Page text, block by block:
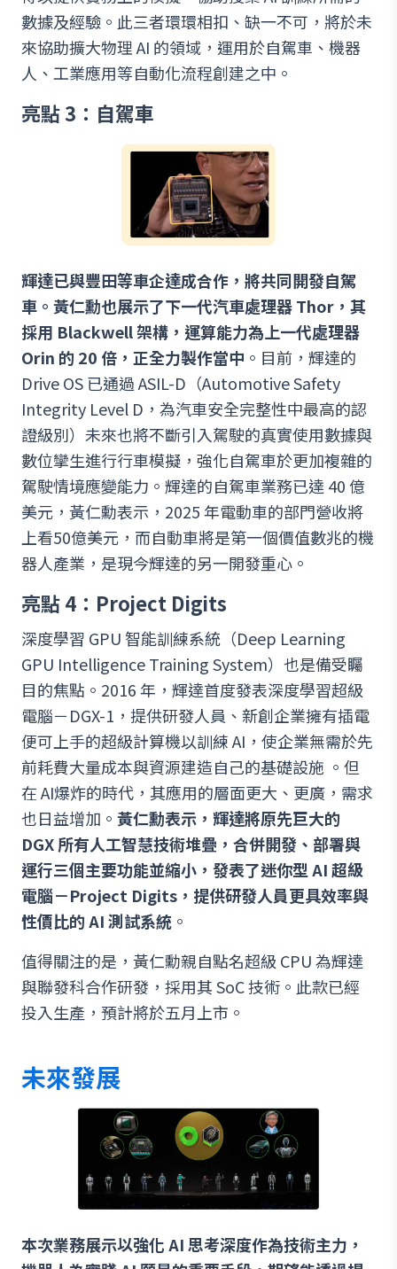
數據及經驗。此三者環環相扣、缺一不可，將於未
來協助擴大物理 AI 的領域，運用於自駕車、機器
人、工業應用等自動化流程創建之中。
亮點 3：自駕車
輝達已與豐田等車企達成合作，將共同開發自駕
車。黃仁勳也展示了下一代汽車處理器 Thor，其
採用 Blackwell 架構，運算能力為上一代處理器
Orin 的 20 倍，正全力製作當中 。目前，輝達的
Drive OS 已通過 ASIL-D（Automotive Safety
Integrity Level D，為汽車安全完整性中最高的認
證級別）未來也將不斷引入駕駛的真實使用數據與
數位攣生進行行車模擬，強化自駕車於更加複雜的
駕駛情境應變能力。輝達的自駕車業務已達 40 億
美元，黃仁勳表示，2025 年電動車的部門營收將
上看50億美元，而自動車將是第一個價值數兆的機
器人產業，是現今輝達的另一開發重心。
亮點 4：Project Digits
深度學習 GPU 智能訓練系統（Deep Learning
GPU Intelligence Training System）也是備受矚
目的焦點。2016 年，輝達首度發表深度學習超級
電腦－DGX-1，提供研發人員、新創企業擁有插電
便可上手的超級計算機以訓練 AI，使企業無需於先
前耗費大量成本與資源建造自己的基礎設施 。但
在 AI爆炸的時代，其應用的層面更大、更廣，需求
也日益增加。 黃仁勳表示，輝達將原先巨大的
DGX 所有人工智慧技術堆疊，合併開發、部署與
運行三個主要功能並縮小，發表了迷你型 AI 超級
電腦－Project Digits，提供研發人員更具效率與
性價比的 AI 測試系統 。
值得關注的是，黃仁勳親自點名超級 CPU 為輝達
與聯發科合作研發，採用其 SoC 技術。此款已經
投入生產，預計將於五月上市。
未來發展
本次業務展示以強化 AI 思考深度作為技術主力，